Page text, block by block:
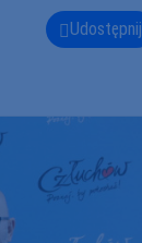
Udostępnij